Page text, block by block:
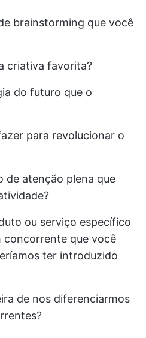
brainstorming que você
criativa favorita?
do futuro que o
para revolucionar o
de atenção plena que
ou serviço específico
concorrente que você
ter introduzido
de nos diferenciarmos